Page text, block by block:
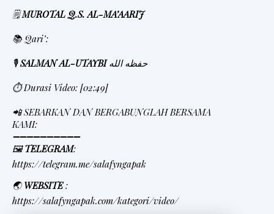
🗒MUROTAL Q.S. AL-MA’AARIJ
📚 Qari’:
🎙SALMAN AL-UTAYBI حفظه الله
⏱ Durasi Video: [02:49]
📲 SEBARKAN DAN BERGABUNGLAH BERSAMA
KAMI:
➖➖➖➖➖➖➖➖➖➖
🖼TELEGRAM:
https://telegram.me/salafyngapak
🌏 WEBSITE:
https://salafyngapak.com/kategori/video/